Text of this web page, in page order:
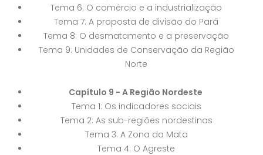
Tema 6: O comércio e a industrialização
Tema 7: A proposta de divisão do Pará
Tema 8: O desmatamento e a preservação
Tema 9: Unidades de Conservação da Região
Norte
Capítulo 9 - A Região Nordeste
Tema 1: Os indicadores sociais
Tema 2: As sub-regiões nordestinas
Tema 3: A Zona da Mata
Tema 4: O Agreste